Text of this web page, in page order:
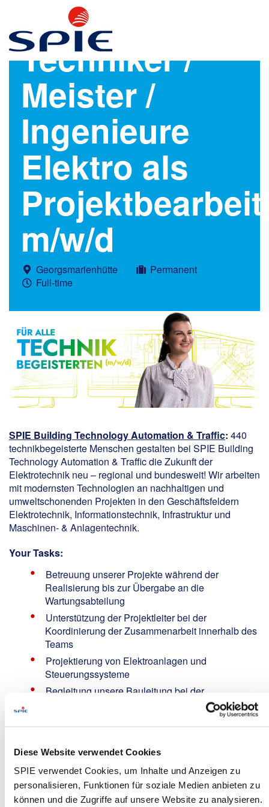
Diese Website verwendet Cookies
SPIE verwendet Cookies, um Inhalte und Anzeigen zu
personalisieren, Funktionen für soziale Medien anbieten zu
können und die Zugriffe auf unsere Website zu analysieren.
Techniker /
Meister /
Ingenieure
Elektro als
m/w/d
Georgsmarienhütte
Permanent
Full-time
SPIE Building Technology Automation & Traffic: 440
technikbegeisterte Menschen gestalten bei SPIE Building
Technology Automation & Traffic die Zukunft der
Elektrotechnik neu – regional und bundesweit! Wir arbeiten
mit modernsten Technologien an nachhaltigen und
umweltschonenden Projekten in den Geschäftsfeldern
Elektrotechnik, Informationstechnik, Infrastruktur und
Maschinen- & Anlagentechnik.
Your Tasks:
Betreuung unserer Projekte während der
Realisierung bis zur Übergabe an die
Wartungsabteilung
Unterstützung der Projektleiter bei der
Koordinierung der Zusammenarbeit innerhalb des
Teams
Projektierung von Elektroanlagen und
Steuerungssysteme
Begleitung unsere Bauleitung bei der
Materialdisposition, Nachunternehmerführung
Dokumentationsunterlagen
Your Profile:
Weiterbildung zum Techniker oder Meister